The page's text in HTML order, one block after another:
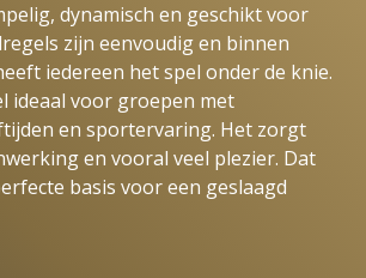
dynamisch en geschikt voor
zijn eenvoudig en binnen
iedereen het spel onder de knie.
ideaal voor groepen met
en sportervaring. Het zorgt
en vooral veel plezier. Dat
basis voor een geslaagd